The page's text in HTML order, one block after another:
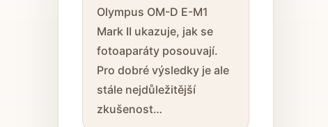
Olympus OM-D E-M1
Mark II ukazuje, jak se
fotoaparáty posouvají.
Pro dobré výsledky je ale
stále nejdůležitější
zkušenost…